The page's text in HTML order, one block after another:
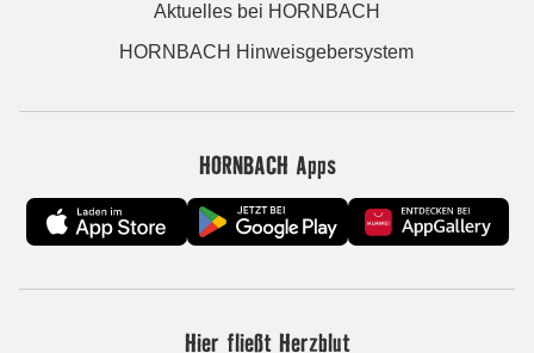
Aktuelles bei HORNBACH
HORNBACH Hinweisgebersystem
HORNBACH Apps
Hier fließt Herzblut